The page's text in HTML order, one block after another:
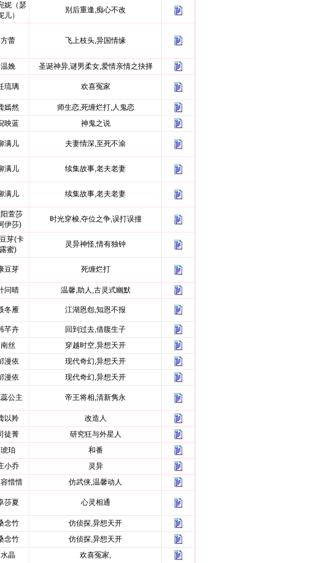
妮（瑟
儿）
别后重逢,痴心不改
方蕾 飞上枝头,异国情缘
温娩 圣诞神异,谜男柔女,爱情亲情之抉择
琉璃 欢喜冤家
嫣然
师生恋,死缠烂打,人鬼恋
映蓝 神鬼之说
满儿 夫妻情深,至死不渝
满儿 续集故事,老夫老妻
满儿 续集故事,老夫老妻
萱莎
伊莎)
时光穿梭,夺位之争,误打误撞
芽(卡
露蜜)
灵异神怪,情有独钟
豆芽 死缠烂打
问晴 温馨,助人,古灵式幽默
冬雁 江湖恩怨,知恩不报
芊卉
回到过去,借腹生子
南丝
穿越时空,异想天开
漫依
现代奇幻,异想天开
漫依 现代奇幻,异想天开
公主 帝王将相,清新隽永
以羚
改造人
徒菁
研究狂与外星人
琥珀
和番
小乔
灵异
惜惜 仿武侠,温馨动人
莎夏 心灵相通
念竹
仿侦探,异想天开
念竹
仿侦探,异想天开
水晶
欢喜冤家,